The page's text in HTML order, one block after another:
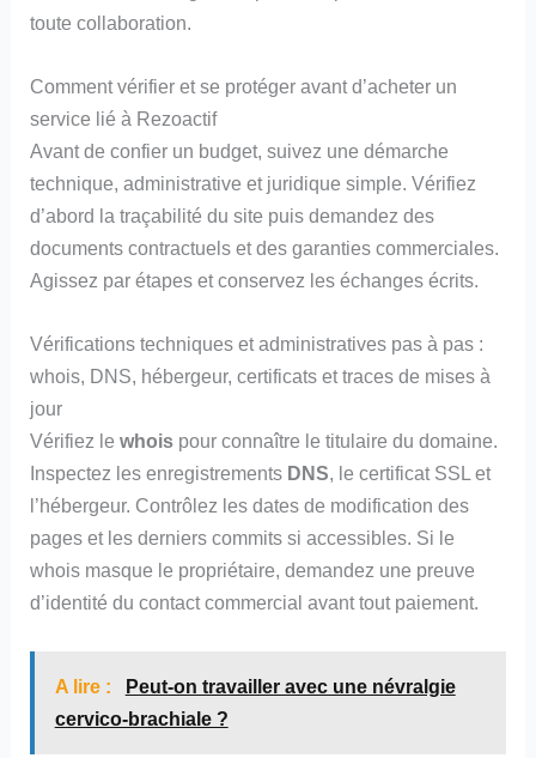
toute collaboration.
Comment vérifier et se protéger avant d’acheter un
service lié à Rezoactif
Avant de confier un budget, suivez une démarche
technique, administrative et juridique simple. Vérifiez
d’abord la traçabilité du site puis demandez des
documents contractuels et des garanties commerciales.
Agissez par étapes et conservez les échanges écrits.
Vérifications techniques et administratives pas à pas :
whois, DNS, hébergeur, certificats et traces de mises à
jour
Vérifiez lewhois pour connaître le titulaire du domaine.
Inspectez les enregistrements DNS, le certificat SSL et
l’hébergeur. Contrôlez les dates de modification des
pages et les derniers commits si accessibles. Si le
whois masque le propriétaire, demandez une preuve
d’identité du contact commercial avant tout paiement.
A lire :
Peut-on travailler avec une névralgie
cervico-brachiale ?